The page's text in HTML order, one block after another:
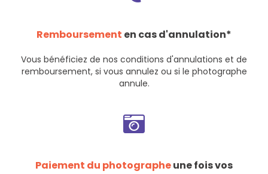
Remboursement en cas d'annulation*
Vous bénéficiez de nos conditions d'annulations et de
remboursement, si vous annulez ou si le photographe
annule.
Paiement du photographeune fois vos